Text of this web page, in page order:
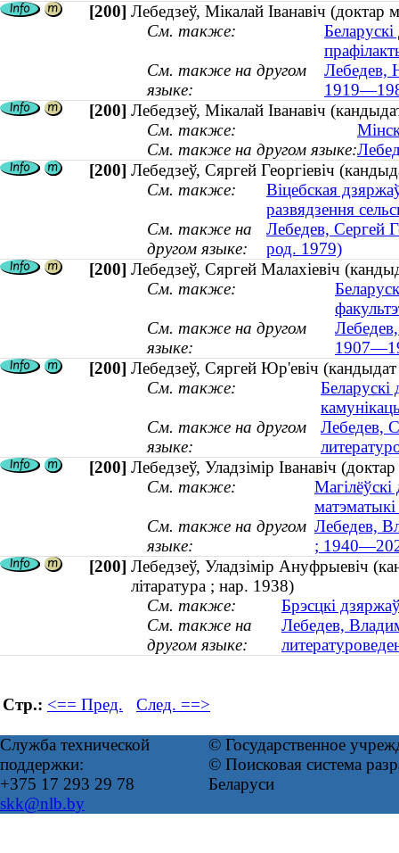
[200] Лебедзеў, Мікалай Іванавіч
См. также:
См. также на другом
языке:
Лебедев,
[200] Лебедзеў, Мікалай Іванавіч
См. также:
См. также на другом языке:
[200] Лебедзеў, Сяргей Георгіевіч
См. также:
Віцебская
развядзення
См. также на
другом языке:
Лебедев, Сергей
род. 1979)
[200] Лебедзеў, Сяргей Малахіевіч
См. также:
См. также на другом
языке:
[200] Лебедзеў, Сяргей Юр'евіч (кандыдат
См. также:
См. также на другом
языке:
Лебедев,
[200] Лебедзеў, Уладзімір Іванавіч
См. также:
См. также на другом
языке:
Лебедев,
;
[200] Лебедзеў, Уладзімір Ануфрыевіч
літаратура ; нар. 1938)
См. также:
Брэсцкі
См. также на
другом языке:
Лебедев,
Стр.: <== Пред. След. ==>
Служба технической
поддержки:
+375 17 293 29 78
skk@nlb.by
© Государственное
© Поисковая система
Беларуси